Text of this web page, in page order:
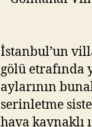
İstanbul’un
gölü etrafında
aylarının
serinletme
hava kaynaklı